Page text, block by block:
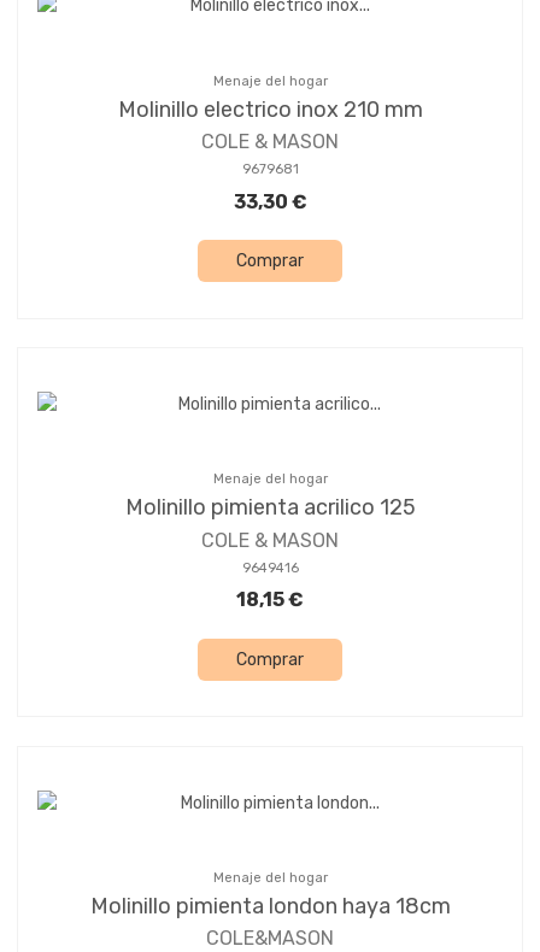
Menaje del hogar
Molinillo electrico inox 210 mm
COLE & MASON
9679681
33,30 €
Comprar
Menaje del hogar
Molinillo pimienta acrilico 125
COLE & MASON
9649416
18,15 €
Comprar
Menaje del hogar
Molinillo pimienta london haya 18cm
COLE&MASON